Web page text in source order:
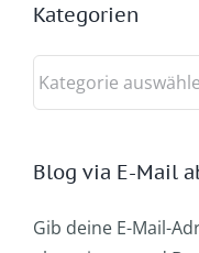
Kategorien
Kategorien
Blog via E-Mail
Gib deine E-Mail-